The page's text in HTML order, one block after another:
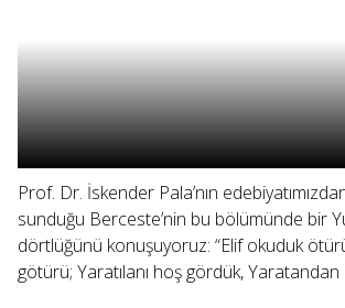
Prof. Dr. İskender Pala’nın
sunduğu Berceste’nin bu bölümünde bir
dörtlüğünü konuşuyoruz: “Elif okuduk
götürü; Yaratılanı hoş gördük,